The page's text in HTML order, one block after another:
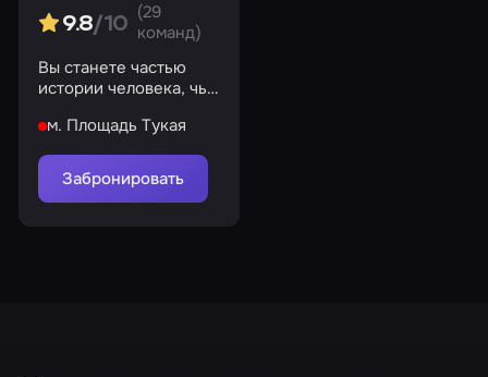
9.8/10
(29
команд)
Вы станете частью
истории человека, чья
на несколько
осколков
м. Площадь Тукая
Забронировать